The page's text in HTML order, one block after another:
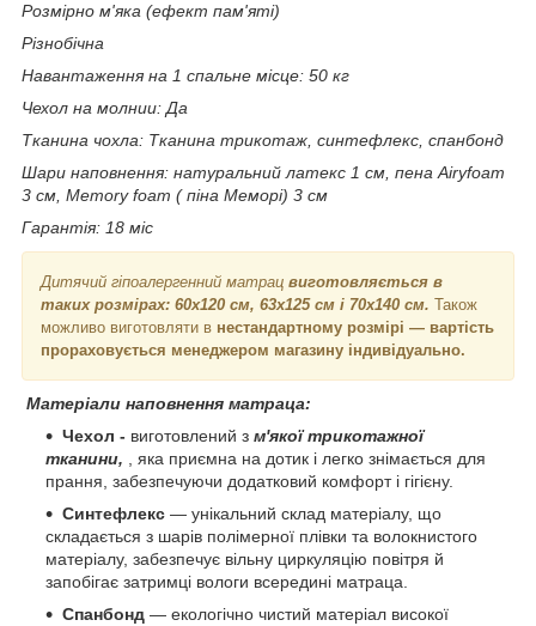
Розмірно м'яка (ефект пам'яті)
Різнобічна
Навантаження на 1 спальне місце: 50 кг
Чехол на молнии: Да
Тканина чохла: Тканина трикотаж, синтефлекс, спанбонд
Шари наповнення: натуральний латекс 1 см, пена Airyfoam
3 см, Memory foam ( піна Меморі) 3 см
Гарантія: 18 міс
Дитячий гіпоалергенний матрац виготовляється в
таких розмірах: 60х120 см, 63х125 см і 70х140 см. Також
можливо виготовляти в нестандартному розмірі — вартість
прораховується менеджером магазину індивідуально.
Матеріали наповнення матраца:
Чехол - виготовлений з м'якої трикотажної
тканини, , яка приємна на дотик і легко знімається для
прання, забезпечуючи додатковий комфорт і гігієну.
Синтефлекс — унікальний склад матеріалу, що
складається з шарів полімерної плівки та волокнистого
матеріалу, забезпечує вільну циркуляцію повітря й
запобігає затримці вологи всередині матраца.
Спанбонд — екологічно чистий матеріал високої